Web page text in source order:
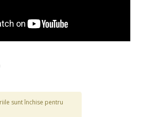
sunt închise pentru